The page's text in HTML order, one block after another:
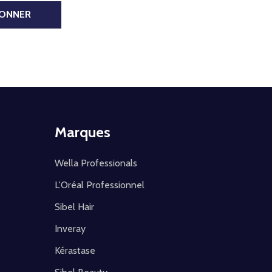
Marques
Wella Professionals
L'Oréal Professionnel
Sibel Hair
Inveray
Kérastase